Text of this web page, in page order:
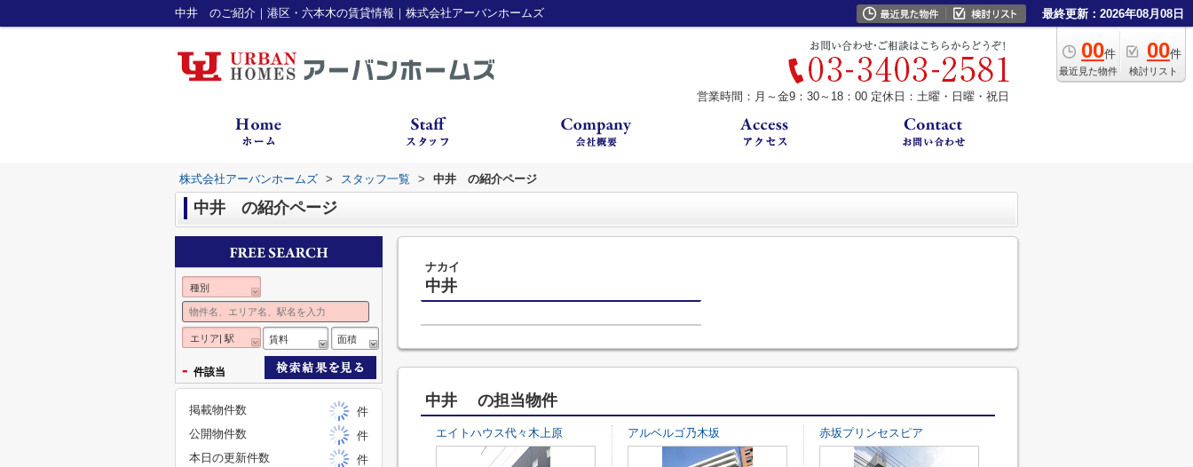
中井 のご紹介｜港区・六本木の賃貸情報｜株式会社アーバンホームズ 最終更新：2026年08月08日
00件
最近見た物件
00件
検討リスト
営業時間：月～金9：30～18：00 定休日：土曜・日曜・祝日
株式会社アーバンホームズ > スタッフ一覧 > 中井 の紹介ページ
中井 の紹介ページ
ナカイ
中井
中井 の担当物件
エイトハウス代々木上原 アルベルゴ乃木坂 赤坂プリンセスピア
種別
エリア| 駅 賃料 面積
- 件該当
掲載物件数
件
公開物件数
件
本日の更新件数
件